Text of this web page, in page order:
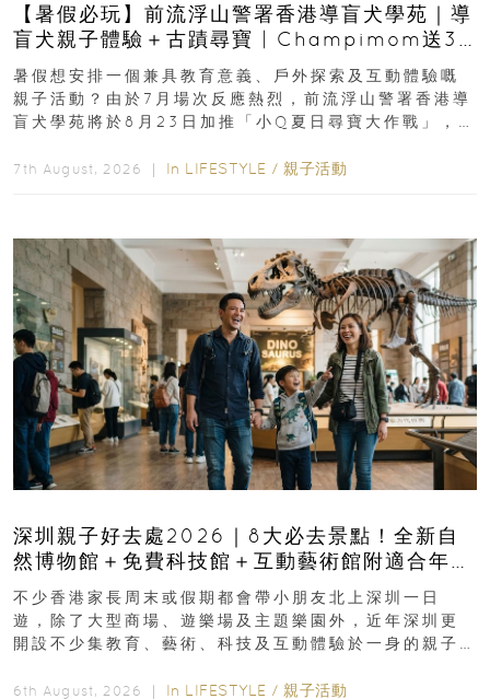
【暑假必玩】前流浮山警署香港導盲犬學苑｜導
盲犬親子體驗＋古蹟尋寶 | Champimom送3
組免費名額
暑假想安排一個兼具教育意義、戶外探索及互動體驗嘅
親子活動？由於7月場次反應熱烈，前流浮山警署香港導
盲犬學苑將於8月23日加推「小Q夏日尋寶大作戰」，家
7th August, 2026 ｜ In LIFESTYLE / 親子活動
深圳親子好去處2026｜8大必去景點！全新自
然博物館＋免費科技館＋互動藝術館附適合年
齡、交通、門票、開放時間
不少香港家長周末或假期都會帶小朋友北上深圳一日
遊，除了大型商場、遊樂場及主題樂園外，近年深圳更
開設不少集教育、藝術、科技及互動體驗於一身的親子
6th August, 2026 ｜ In LIFESTYLE / 親子活動